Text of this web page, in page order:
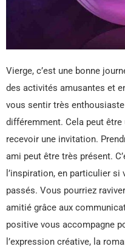
Vierge, c’est une bonne
des activités amusantes et
vous sentir très
différemment. Cela peut
recevoir une invitation.
ami peut être très présent.
l’inspiration, en particulier
passés. Vous pourriez
amitié grâce aux
positive vous accompagne
l’expression créative, la